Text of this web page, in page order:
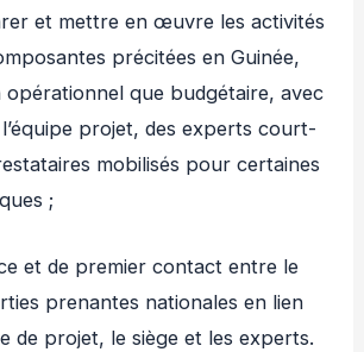
et mettre en œuvre les activités
précitées en Guinée,
que budgétaire, avec
projet, des experts court-
mobilisés pour certaines
;
et de premier contact entre le
prenantes nationales en lien
de projet, le siège et les experts.